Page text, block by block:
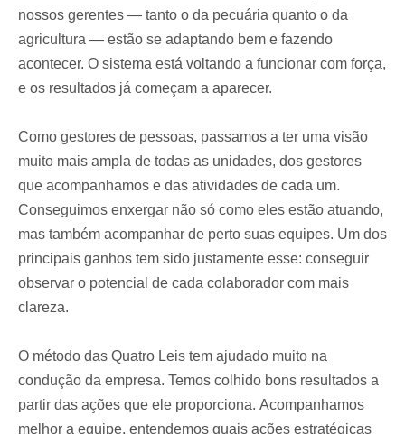
nossos gerentes — tanto o da pecuária quanto o da
agricultura — estão se adaptando bem e fazendo
acontecer. O sistema está voltando a funcionar com força,
e os resultados já começam a aparecer.
Como gestores de pessoas, passamos a ter uma visão
muito mais ampla de todas as unidades, dos gestores
que acompanhamos e das atividades de cada um.
Conseguimos enxergar não só como eles estão atuando,
mas também acompanhar de perto suas equipes. Um dos
principais ganhos tem sido justamente esse: conseguir
observar o potencial de cada colaborador com mais
clareza.
O método das Quatro Leis tem ajudado muito na
condução da empresa. Temos colhido bons resultados a
partir das ações que ele proporciona. Acompanhamos
melhor a equipe, entendemos quais ações estratégicas